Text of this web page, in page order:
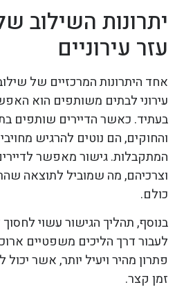
יתרונות השילוב
עזר עירוניים
אחד היתרונות המרכזיים של
עירוני לבתים משותפים הוא
בעתיד. כאשר הדיירים שותפים
והחוקים, הם נוטים להרגיש
המתקבלות. גישור מאפשר
וצרכיהם, מה שמוביל לתוצאה
כולם.
בנוסף, תהליך הגישור עשוי
לעבור דרך הליכים משפטיים
פתרון מהיר ויעיל יותר, אשר יכול
זמן קצר.